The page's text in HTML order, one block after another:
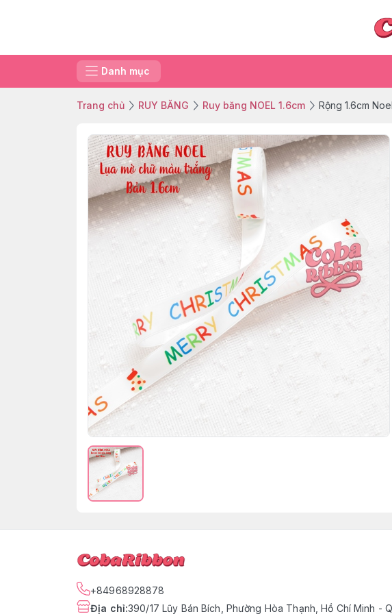
Danh mục
Trang chủ RUY BĂNG Ruy băng NOEL 1.6cm Rộng 1.6cm Noel
+84968928878
Địa chỉ:390/17 Lũy Bán Bích, Phường Hòa Thạnh, Hồ Chí Minh -